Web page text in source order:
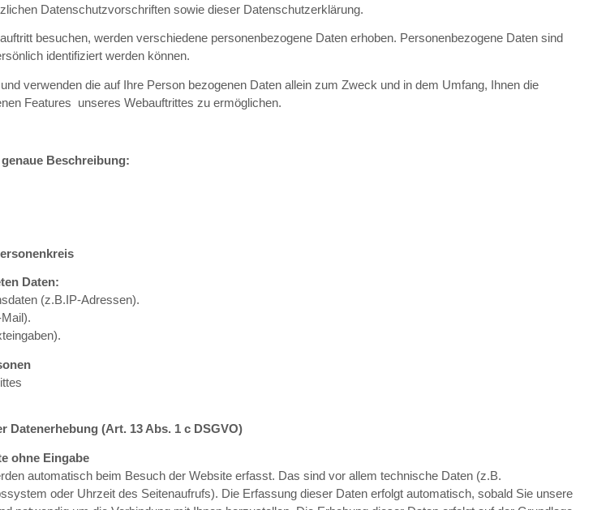
Datenschutzvorschriften sowie dieser Datenschutzerklärung.
besuchen, werden verschiedene personenbezogene Daten erhoben. Personenbezogene Daten sind
identifiziert werden können.
verwenden die auf Ihre Person bezogenen Daten allein zum Zweck und in dem Umfang, Ihnen die
Features unseres Webauftrittes zu ermöglichen.
Beschreibung:
Daten:
(z.B.IP-Adressen).
Datenerhebung (Art. 13 Abs. 1 c DSGVO)
ohne Eingabe
automatisch beim Besuch der Website erfasst. Das sind vor allem technische Daten (z.B.
oder Uhrzeit des Seitenaufrufs). Die Erfassung dieser Daten erfolgt automatisch, sobald Sie unsere